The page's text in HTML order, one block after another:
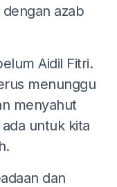
azab
Aidil Fitri.
menunggu
menyahut
untuk kita
dan